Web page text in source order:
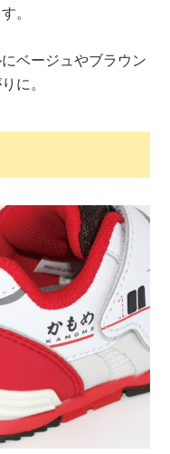
。
ベージュやブラウン
に。